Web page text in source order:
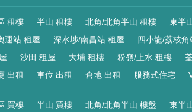
租樓 半山 租樓 北角/北角半山 租樓 東半
運站 租屋 深水埗/南昌站 租屋 四小龍/荔枝角
沙田 租屋 大埔 租樓 粉嶺/上水 租樓
出租 車位 出租 倉地 出租 服務式住宅
買樓 半山 買樓 北角/北角半山 樓盤 東半